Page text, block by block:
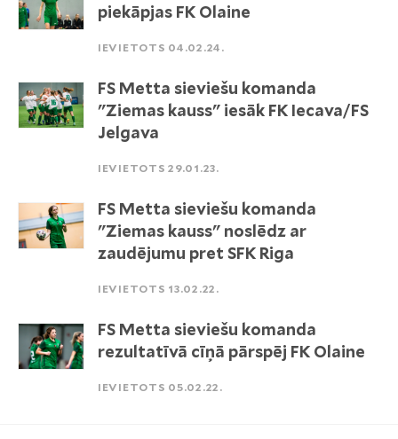
piekāpjas FK Olaine
IEVIETOTS 04.02.24.
FS Metta sieviešu komanda
"Ziemas kauss" iesāk FK Iecava/FS
Jelgava
IEVIETOTS 29.01.23.
FS Metta sieviešu komanda
"Ziemas kauss" noslēdz ar
zaudējumu pret SFK Riga
IEVIETOTS 13.02.22.
FS Metta sieviešu komanda
rezultatīvā cīņā pārspēj FK Olaine
IEVIETOTS 05.02.22.